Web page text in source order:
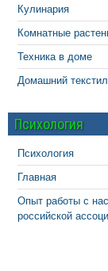
Кулинария
Комнатные
Техника в доме
Домашний
Психология
Психология
Главная
Опыт работы с
российской